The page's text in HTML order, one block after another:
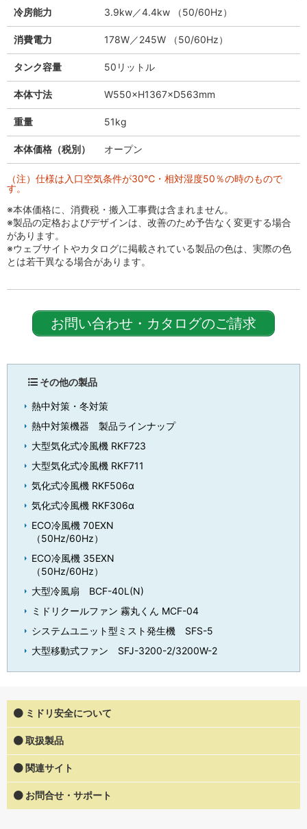
冷房能力 3.9kw／4.4kw （50/60Hz）
消費電力 178W／245W （50/60Hz）
タンク容量 50リットル
本体寸法 W550×H1367×D563mm
重量 51kg
本体価格（税別） オープン
（注）仕様は入口空気条件が30℃・相対湿度50％の時のもので
す。
※本体価格に、消費税・搬入工事費は含まれません。
※製品の定格およびデザインは、改善のため予告なく変更する場合
があります。
※ウェブサイトやカタログに掲載されている製品の色は、実際の色
とは若干異なる場合があります。
お問い合わせ・カタログのご請求
その他の製品
熱中対策・冬対策
熱中対策機器 製品ラインナップ
大型気化式冷風機 RKF723
大型気化式冷風機 RKF711
気化式冷風機 RKF506α
気化式冷風機 RKF306α
ECO冷風機 70EXN
（50Hz/60Hz）
ECO冷風機 35EXN
（50Hz/60Hz）
大型冷風扇 BCF-40L(N)
ミドリクールファン 霧丸くん MCF-04
システムユニット型ミスト発生機 SFS-5
大型移動式ファン SFJ-3200-2/3200W-2
ミドリ安全について
取扱製品
関連サイト
お問合せ・サポート